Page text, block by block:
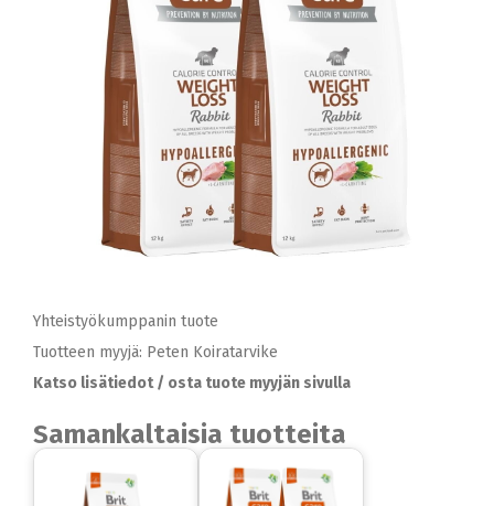
Yhteistyökumppanin tuote
Tuotteen myyjä: Peten Koiratarvike
Katso lisätiedot / osta tuote myyjän sivulla
Samankaltaisia tuotteita